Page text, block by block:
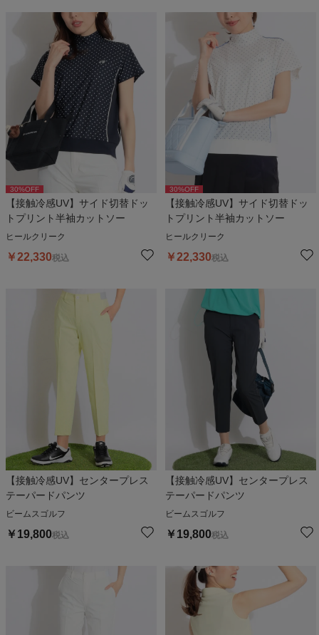
30%OFF
【接触冷感UV】サイド切替ドッ
トプリント半袖カットソー
ヒールクリーク
￥22,330税込
30%OFF
【接触冷感UV】サイド切替ドッ
トプリント半袖カットソー
ヒールクリーク
￥22,330税込
【接触冷感UV】センタープレス
テーパードパンツ
ビームスゴルフ
￥ 19,800税込
【接触冷感UV】センタープレス
テーパードパンツ
ビームスゴルフ
￥ 19,800税込